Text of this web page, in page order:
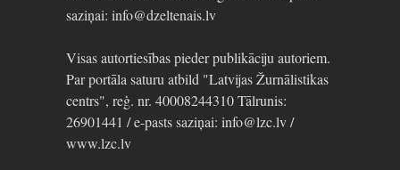
saziņai: info@dzeltenais.lv
Visas autortiesības pieder publikāciju autoriem.
Par portāla saturu atbild "Latvijas Žurnālistikas
centrs", reģ. nr. 40008244310 Tālrunis:
26901441 / e-pasts saziņai: info@lzc.lv /
www.lzc.lv